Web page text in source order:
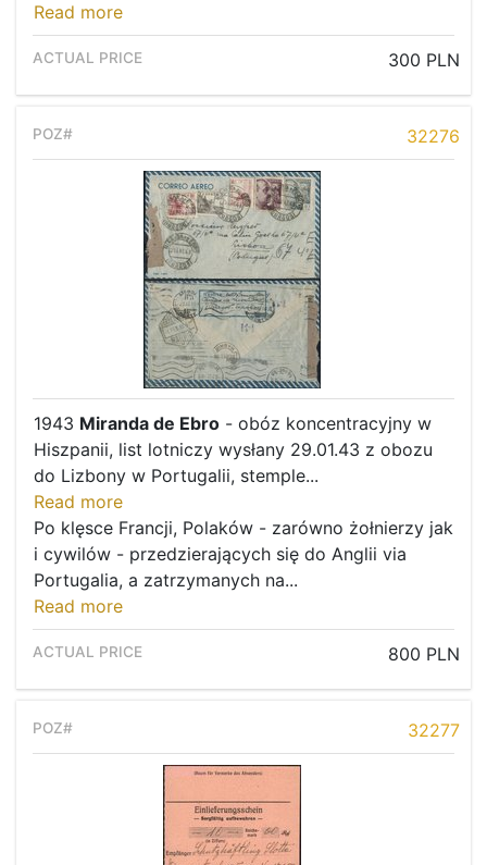
Read more
300 PLN
32276
1943 Miranda de Ebro - obóz koncentracyjny w
Hiszpanii, list lotniczy wysłany 29.01.43 z obozu
do Lizbony w Portugalii, stemple...
Read more
Po klęsce Francji, Polaków - zarówno żołnierzy jak
i cywilów - przedzierających się do Anglii via
Portugalia, a zatrzymanych na...
Read more
800 PLN
32277